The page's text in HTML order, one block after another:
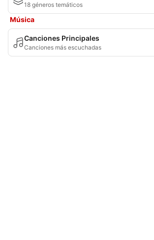
18 géneros temáticos
Música
Canciones Principales
Canciones más escuchadas